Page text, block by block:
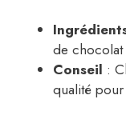
de chocolat
Conseil :
qualité pour